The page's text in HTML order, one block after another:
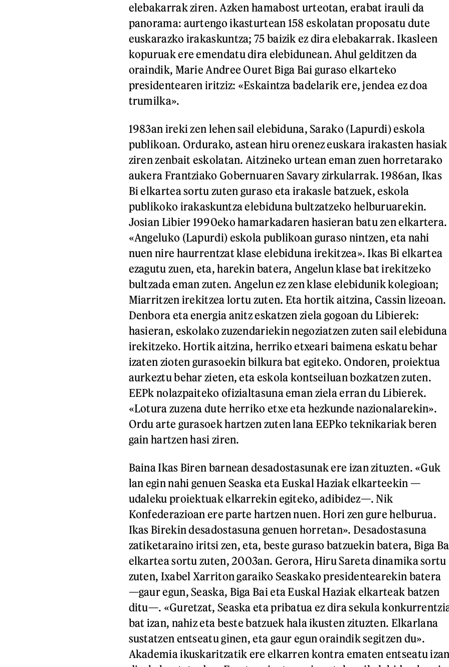
elebakarrak ziren. Azken hamabost urteotan, erabat irauli da
panorama: aurtengo ikasturtean 158 eskolatan proposatu dute
euskarazko irakaskuntza; 75 baizik ez dira elebakarrak. Ikasleen
kopuruak ere emendatu dira elebidunean. Ahul gelditzen da
oraindik, Marie Andree Ouret Biga Bai guraso elkarteko
presidentearen iritziz: «Eskaintza badelarik ere, jendea ez doa
trumilka».
1983an ireki zen lehen sail elebiduna, Sarako (Lapurdi) eskola
publikoan. Ordurako, astean hiru orenez euskara irakasten hasiak
ziren zenbait eskolatan. Aitzineko urtean eman zuen horretarako
aukera Frantziako Gobernuaren Savary zirkularrak. 1986an, Ikas
Bi elkartea sortu zuten guraso eta irakasle batzuek, eskola
publikoko irakaskuntza elebiduna bultzatzeko helburuarekin.
Josian Libier 1990eko hamarkadaren hasieran batu zen elkartera.
«Angeluko (Lapurdi) eskola publikoan guraso nintzen, eta nahi
nuen nire haurrentzat klase elebiduna irekitzea». Ikas Bi elkartea
ezagutu zuen, eta, harekin batera, Angelun klase bat irekitzeko
bultzada eman zuten. Angelun ez zen klase elebidunik kolegioan;
Miarritzen irekitzea lortu zuten. Eta hortik aitzina, Cassin lizeoan.
Denbora eta energia anitz eskatzen ziela gogoan du Libierek:
hasieran, eskolako zuzendariekin negoziatzen zuten sail elebiduna
irekitzeko. Hortik aitzina, herriko etxeari baimena eskatu behar
izaten zioten gurasoekin bilkura bat egiteko. Ondoren, proiektua
aurkeztu behar zieten, eta eskola kontseiluan bozkatzen zuten.
EEPk nolazpaiteko ofizialtasuna eman ziela erran du Libierek.
«Lotura zuzena dute herriko etxe eta hezkunde nazionalarekin».
Ordu arte gurasoek hartzen zuten lana EEPko teknikariak beren
gain hartzen hasi ziren.
Baina Ikas Biren barnean desadostasunak ere izan zituzten. «Guk
lan egin nahi genuen Seaska eta Euskal Haziak elkarteekin —
udaleku proiektuak elkarrekin egiteko, adibidez—. Nik
Konfederazioan ere parte hartzen nuen. Hori zen gure helburua.
Ikas Birekin desadostasuna genuen horretan». Desadostasuna
zatiketaraino iritsi zen, eta, beste guraso batzuekin batera, Biga
elkartea sortu zuten, 2003an. Gerora, Hiru Sareta dinamika sortu
zuten, Ixabel Xarriton garaiko Seaskako presidentearekin batera
—gaur egun, Seaska, Biga Bai eta Euskal Haziak elkarteak batzen
ditu—. «Guretzat, Seaska eta pribatua ez dira sekula
bat izan, nahiz eta beste batzuek hala ikusten zituzten. Elkarlana
sustatzen entseatu ginen, eta gaur egun oraindik segitzen du».
Akademia ikuskaritzatik ere elkarren kontra ematen entseatu